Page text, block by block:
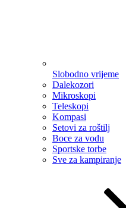
Slobodno vrijeme
Dalekozori
Mikroskopi
Teleskopi
Kompasi
Setovi za roštilj
Boce za vodu
Sportske torbe
Sve za kampiranje